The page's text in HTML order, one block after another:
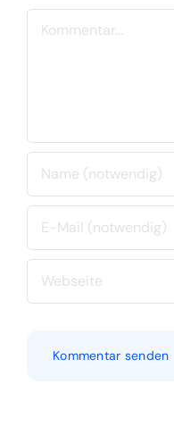
Kommentar